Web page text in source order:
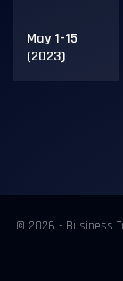
May 1-15
(2023)
© 2026 - Business